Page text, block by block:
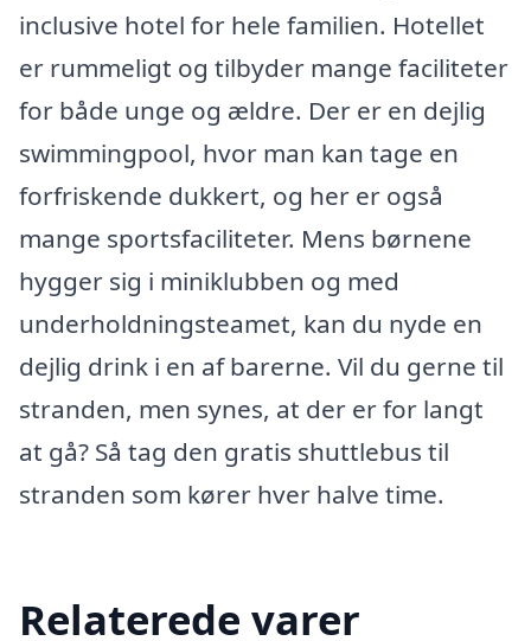
inclusive hotel for hele familien. Hotellet
er rummeligt og tilbyder mange faciliteter
for både unge og ældre. Der er en dejlig
swimmingpool, hvor man kan tage en
forfriskende dukkert, og her er også
mange sportsfaciliteter. Mens børnene
hygger sig i miniklubben og med
underholdningsteamet, kan du nyde en
dejlig drink i en af barerne. Vil du gerne til
stranden, men synes, at der er for langt
at gå? Så tag den gratis shuttlebus til
stranden som kører hver halve time.
Relaterede varer